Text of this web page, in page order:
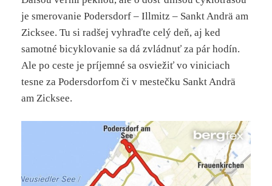
je smerovanie Podersdorf – Illmitz – Sankt Andrä am
Zicksee. Tu si radšej vyhraďte celý deň, aj ked
samotné bicyklovanie sa dá zvládnuť za pár hodín.
Ale po ceste je príjemné sa osviežiť vo viniciach
tesne za Podersdorfom či v mestečku Sankt Andrä
am Zicksee.